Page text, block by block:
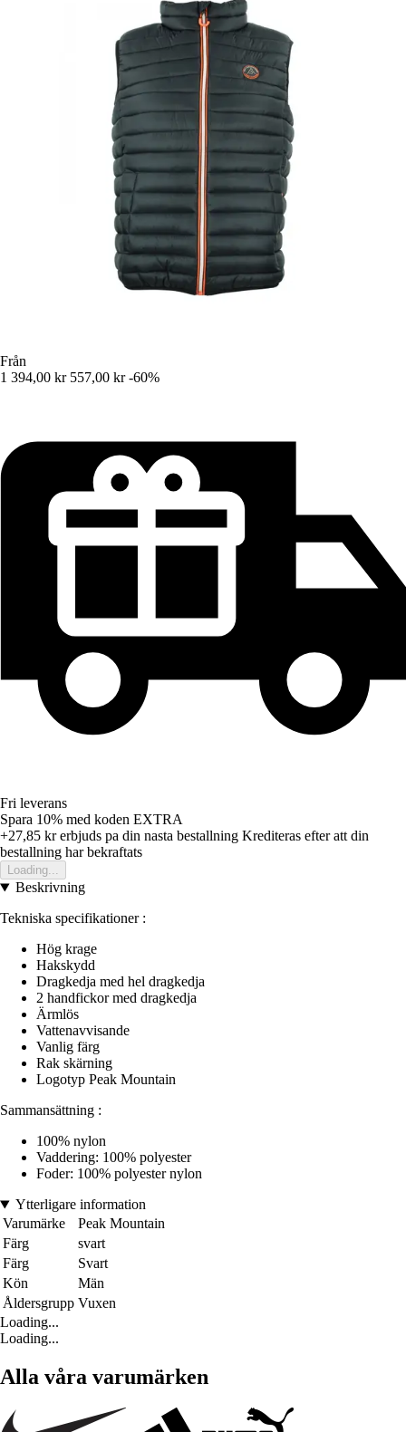
Från
1 394,00 kr 557,00 kr -60%
Fri leverans
Spara 10% med koden EXTRA
+27,85 krerbjuds pa din nasta bestallning Krediteras efter att din
bestallning har bekraftats
Loading...
Beskrivning
Tekniska specifikationer :
Hög krage
Hakskydd
Dragkedja med hel dragkedja
2 handfickor med dragkedja
Ärmlös
Vattenavvisande
Vanlig färg
Rak skärning
Logotyp Peak Mountain
Sammansättning :
100% nylon
Vaddering: 100% polyester
Foder: 100% polyester nylon
Ytterligare information
Varumärke
Peak Mountain
Färg
svart
Färg
Svart
Kön
Män
Åldersgrupp Vuxen
Loading...
Loading...
Alla våra varumärken